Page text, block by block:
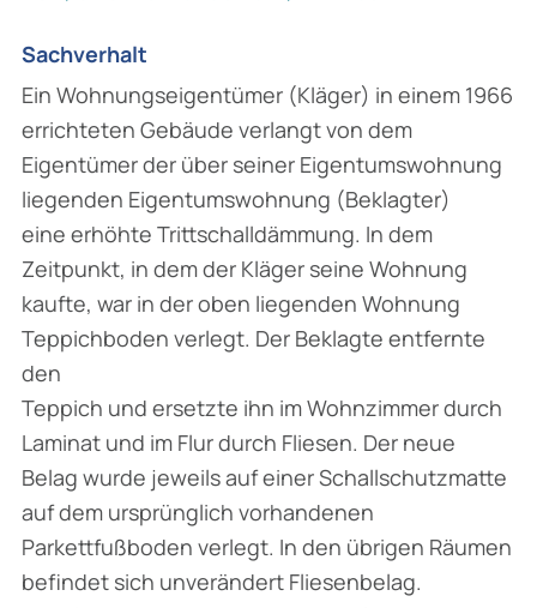
Sachverhalt
Ein Wohnungseigentümer (Kläger) in einem 1966
errichteten Gebäude verlangt von dem
Eigentümer der über seiner Eigentumswohnung
liegenden Eigentumswohnung (Beklagter)
eine erhöhte Trittschalldämmung. In dem
Zeitpunkt, in dem der Kläger seine Wohnung
kaufte, war in der oben liegenden Wohnung
Teppichboden verlegt. Der Beklagte entfernte
den
Teppich und ersetzte ihn im Wohnzimmer durch
Laminat und im Flur durch Fliesen. Der neue
Belag wurde jeweils auf einer Schallschutzmatte
auf dem ursprünglich vorhandenen
Parkettfußboden verlegt. In den übrigen Räumen
befindet sich unverändert Fliesenbelag.